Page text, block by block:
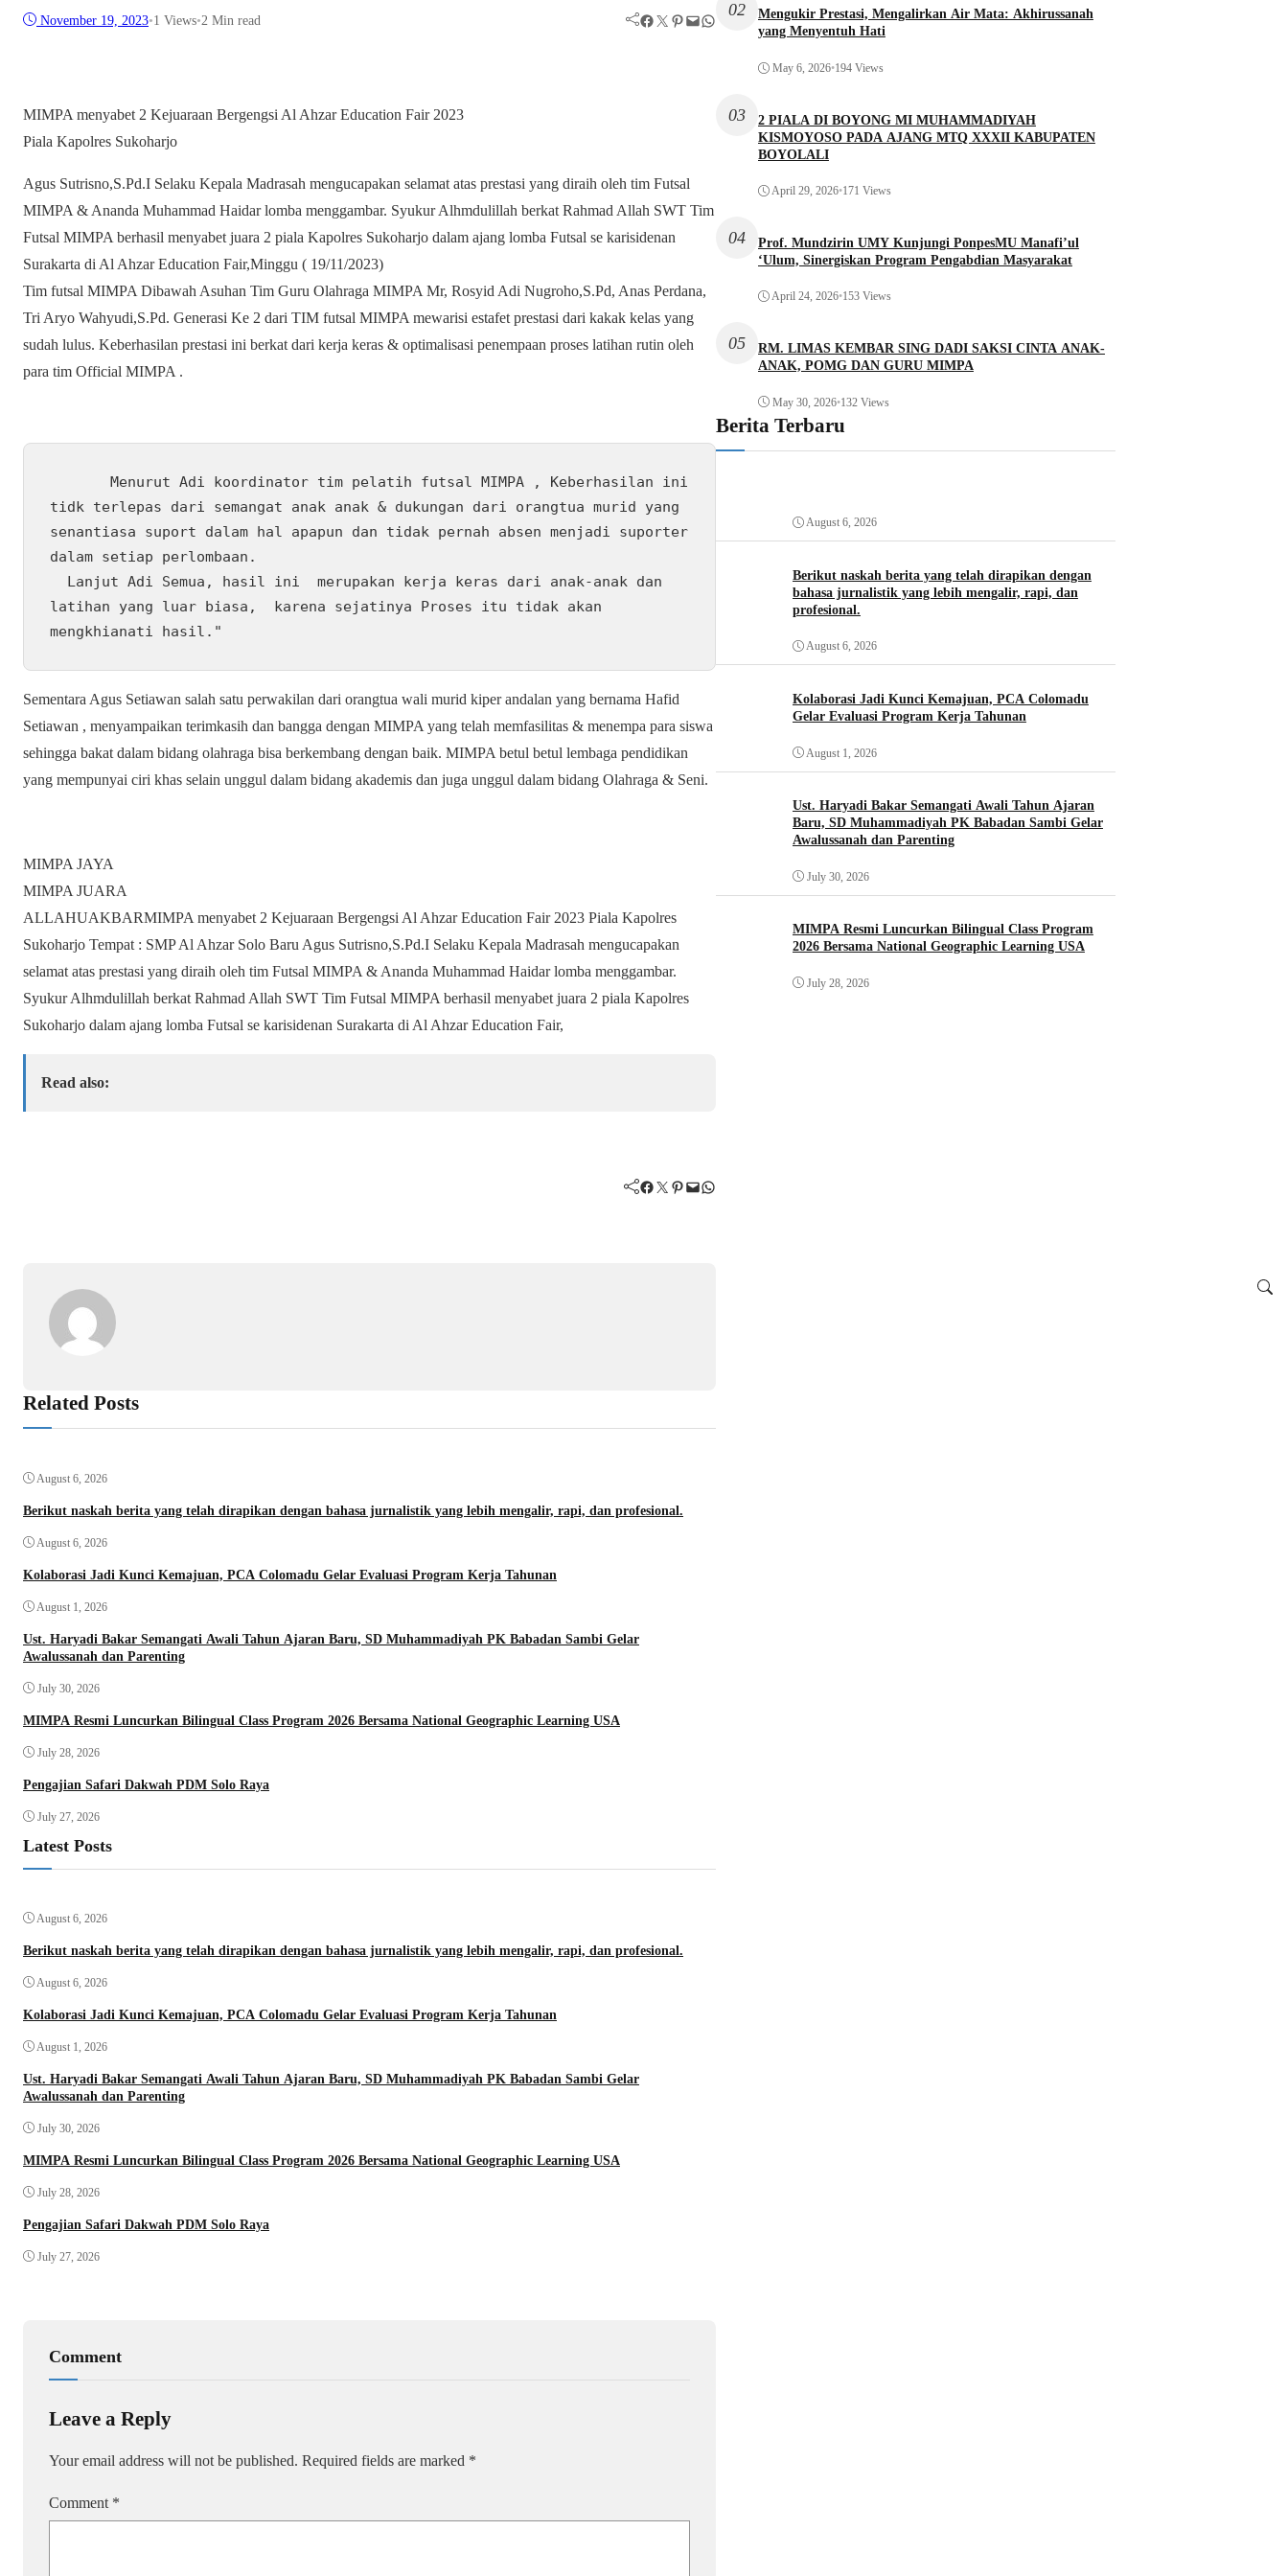
November 19, 2023•1 Views•2 Min read Facebook Twitter Pinterest Mail WhatsApp
MIMPA menyabet 2 Kejuaraan Bergengsi Al Ahzar Education Fair 2023
Piala Kapolres Sukoharjo
Agus Sutrisno,S.Pd.I Selaku Kepala Madrasah mengucapakan selamat atas prestasi yang diraih oleh tim Futsal
MIMPA & Ananda Muhammad Haidar lomba menggambar. Syukur Alhmdulillah berkat Rahmad Allah SWT Tim
Futsal MIMPA berhasil menyabet juara 2 piala Kapolres Sukoharjo dalam ajang lomba Futsal se karisidenan
Surakarta di Al Ahzar Education Fair,Minggu ( 19/11/2023)
Tim futsal MIMPA Dibawah Asuhan Tim Guru Olahraga MIMPA Mr, Rosyid Adi Nugroho,S.Pd, Anas Perdana,
Tri Aryo Wahyudi,S.Pd. Generasi Ke 2 dari TIM futsal MIMPA mewarisi estafet prestasi dari kakak kelas yang
sudah lulus. Keberhasilan prestasi ini berkat dari kerja keras & optimalisasi penempaan proses latihan rutin oleh
para tim Official MIMPA .
       Menurut Adi koordinator tim pelatih futsal MIMPA , Keberhasilan ini
tidk terlepas dari semangat anak anak & dukungan dari orangtua murid yang
senantiasa suport dalam hal apapun dan tidak pernah absen menjadi suporter
dalam setiap perlombaan.
latihan yang luar biasa,  karena sejatinya Proses itu tidak akan
mengkhianati hasil."
Sementara Agus Setiawan salah satu perwakilan dari orangtua wali murid kiper andalan yang bernama Hafid
Setiawan , menyampaikan terimkasih dan bangga dengan MIMPA yang telah memfasilitas & menempa para siswa
sehingga bakat dalam bidang olahraga bisa berkembang dengan baik. MIMPA betul betul lembaga pendidikan
yang mempunyai ciri khas selain unggul dalam bidang akademis dan juga unggul dalam bidang Olahraga & Seni.
MIMPA JAYA
MIMPA JUARA
ALLAHUAKBARMIMPA menyabet 2 Kejuaraan Bergengsi Al Ahzar Education Fair 2023 Piala Kapolres
Sukoharjo Tempat : SMP Al Ahzar Solo Baru Agus Sutrisno,S.Pd.I Selaku Kepala Madrasah mengucapakan
selamat atas prestasi yang diraih oleh tim Futsal MIMPA & Ananda Muhammad Haidar lomba menggambar.
Syukur Alhmdulillah berkat Rahmad Allah SWT Tim Futsal MIMPA berhasil menyabet juara 2 piala Kapolres
Sukoharjo dalam ajang lomba Futsal se karisidenan Surakarta di Al Ahzar Education Fair,
Read also:
Facebook Twitter Pinterest Mail WhatsApp
Related Posts
August 6, 2026
Berikut naskah berita yang telah dirapikan dengan bahasa jurnalistik yang lebih mengalir, rapi, dan profesional.
August 6, 2026
Kolaborasi Jadi Kunci Kemajuan, PCA Colomadu Gelar Evaluasi Program Kerja Tahunan
August 1, 2026
Ust. Haryadi Bakar Semangati Awali Tahun Ajaran Baru, SD Muhammadiyah PK Babadan Sambi Gelar
Awalussanah dan Parenting
July 30, 2026
MIMPA Resmi Luncurkan Bilingual Class Program 2026 Bersama National Geographic Learning USA
July 28, 2026
Pengajian Safari Dakwah PDM Solo Raya
July 27, 2026
Latest Posts
August 6, 2026
Berikut naskah berita yang telah dirapikan dengan bahasa jurnalistik yang lebih mengalir, rapi, dan profesional.
August 6, 2026
Kolaborasi Jadi Kunci Kemajuan, PCA Colomadu Gelar Evaluasi Program Kerja Tahunan
August 1, 2026
Ust. Haryadi Bakar Semangati Awali Tahun Ajaran Baru, SD Muhammadiyah PK Babadan Sambi Gelar
Awalussanah dan Parenting
July 30, 2026
MIMPA Resmi Luncurkan Bilingual Class Program 2026 Bersama National Geographic Learning USA
July 28, 2026
Pengajian Safari Dakwah PDM Solo Raya
July 27, 2026
Comment
Leave a Reply
Your email address will not be published. Required fields are marked *
Comment *
02
Mengukir Prestasi, Mengalirkan Air Mata: Akhirussanah
yang Menyentuh Hati
May 6, 2026•194 Views
03
2 PIALA DI BOYONG MI MUHAMMADIYAH
KISMOYOSO PADA AJANG MTQ XXXII KABUPATEN
BOYOLALI
April 29, 2026•171 Views
04
Prof. Mundzirin UMY Kunjungi PonpesMU Manafi’ul
‘Ulum, Sinergiskan Program Pengabdian Masyarakat
April 24, 2026•153 Views
05
RM. LIMAS KEMBAR SING DADI SAKSI CINTA ANAK-
ANAK, POMG DAN GURU MIMPA
May 30, 2026•132 Views
Berita Terbaru
August 6, 2026
Berikut naskah berita yang telah dirapikan dengan
bahasa jurnalistik yang lebih mengalir, rapi, dan
profesional.
August 6, 2026
Kolaborasi Jadi Kunci Kemajuan, PCA Colomadu
Gelar Evaluasi Program Kerja Tahunan
August 1, 2026
Ust. Haryadi Bakar Semangati Awali Tahun Ajaran
Baru, SD Muhammadiyah PK Babadan Sambi Gelar
Awalussanah dan Parenting
July 30, 2026
MIMPA Resmi Luncurkan Bilingual Class Program
2026 Bersama National Geographic Learning USA
July 28, 2026